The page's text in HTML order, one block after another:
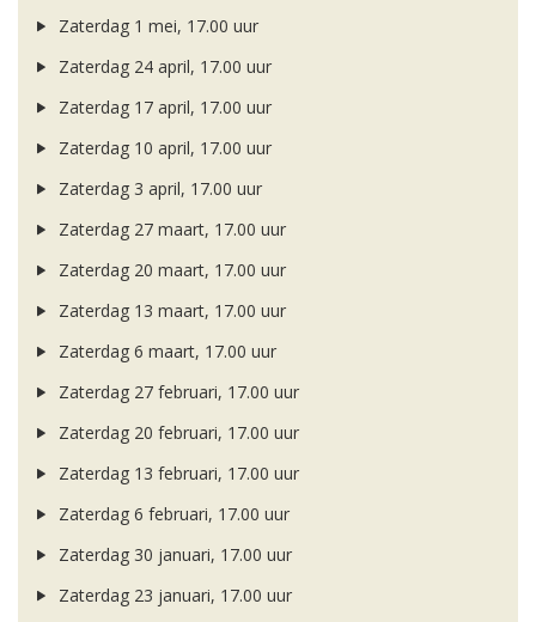
Zaterdag 1 mei, 17.00 uur
Zaterdag 24 april, 17.00 uur
Zaterdag 17 april, 17.00 uur
Zaterdag 10 april, 17.00 uur
Zaterdag 3 april, 17.00 uur
Zaterdag 27 maart, 17.00 uur
Zaterdag 20 maart, 17.00 uur
Zaterdag 13 maart, 17.00 uur
Zaterdag 6 maart, 17.00 uur
Zaterdag 27 februari, 17.00 uur
Zaterdag 20 februari, 17.00 uur
Zaterdag 13 februari, 17.00 uur
Zaterdag 6 februari, 17.00 uur
Zaterdag 30 januari, 17.00 uur
Zaterdag 23 januari, 17.00 uur